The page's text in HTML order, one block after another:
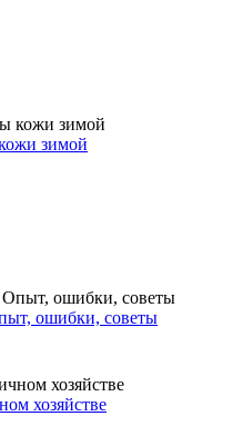
зимой
ошибки, советы
хозяйстве